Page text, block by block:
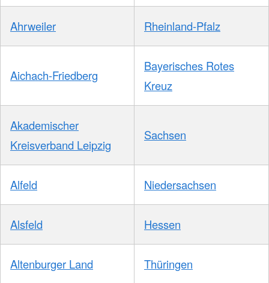
Ahrweiler Rheinland-Pfalz
Aichach-Friedberg
Bayerisches Rotes
Kreuz
Akademischer
Kreisverband Leipzig
Sachsen
Alfeld Niedersachsen
Alsfeld Hessen
Altenburger Land Thüringen